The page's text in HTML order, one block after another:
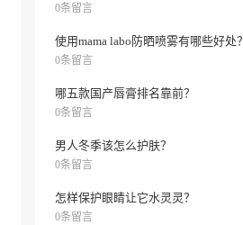
0条留言
使用mama labo防晒喷雾有哪些好处？
0条留言
哪五款国产唇膏排名靠前？
0条留言
男人冬季该怎么护肤？
0条留言
怎样保护眼睛让它水灵灵？
0条留言